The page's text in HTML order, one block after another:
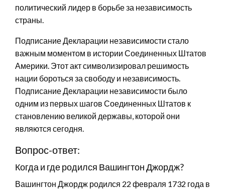
политический лидер в борьбе за независимость
страны.
Подписание Декларации независимости стало
важным моментом в истории Соединенных Штатов
Америки. Этот акт символизировал решимость
нации бороться за свободу и независимость.
Подписание Декларации независимости было
одним из первых шагов Соединенных Штатов к
становлению великой державы, которой они
являются сегодня.
Вопрос-ответ:
Когда и где родился Вашингтон Джордж?
Вашингтон Джордж родился 22 февраля 1732 года в